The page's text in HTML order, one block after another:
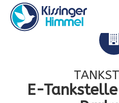
E-